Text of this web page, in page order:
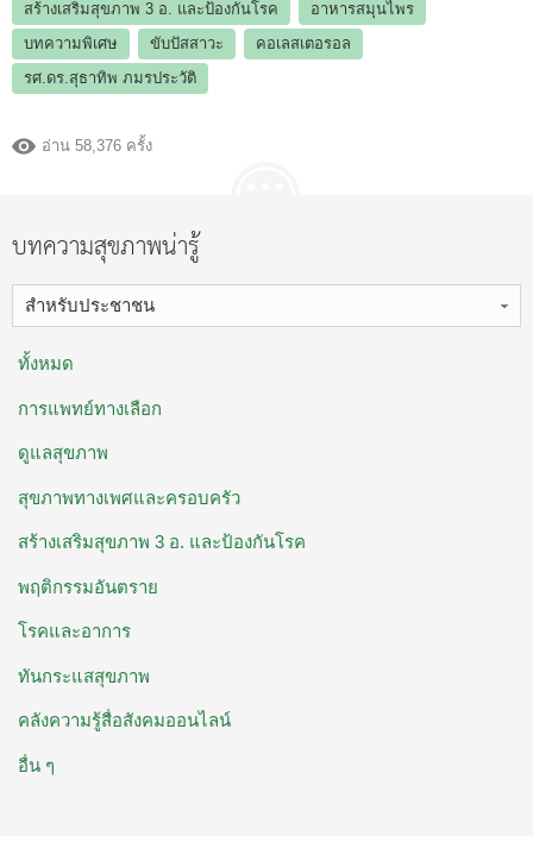
สร้างเสริมสุขภาพ 3 อ.​ และป้องกันโรค
อาหารสมุนไพร
บทความพิเศษ
ขับปัสสาวะ
คอเลสเตอรอล
รศ.ดร.สุธาทิพ ภมรประวัติ
อ่าน 58,376 ครั้ง
บทความสุขภาพน่ารู้
สำหรับประชาชน
ทั้งหมด
การแพทย์ทางเลือก
ดูแลสุขภาพ
สุขภาพทางเพศและครอบครัว
สร้างเสริมสุขภาพ 3 อ. ​และป้องกันโรค
พฤติกรรมอันตราย
โรคและอาการ
ทันกระแสสุขภาพ
คลังความรู้สื่อสังคมออนไลน์
อื่น ๆ